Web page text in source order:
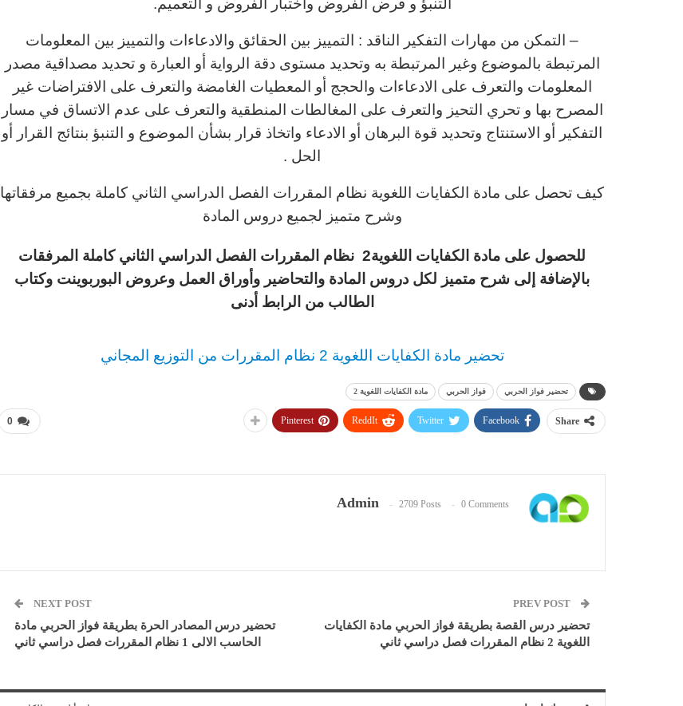
التنبؤ و فرض الفروض واختبار الفروض و التعميم.
– التمكن من مهارات التفكير الناقد : التمييز بين الحقائق والادعاءات والتمييز بين المعلومات
المرتبطة بالموضوع وغير المرتبطة به وتحديد مستوى دقة الرواية أو العبارة و تحديد مصداقية مصدر
المعلومات والتعرف على الادعاءات والحجج أو المعطيات الغامضة والتعرف على الافتراضات غير
المصرح بها و تحري التحيز والتعرف على المغالطات المنطقية والتعرف على عدم الاتساق في مسار
التفكير أو الاستنتاج وتحديد قوة البرهان أو الادعاء واتخاذ قرار بشأن الموضوع و التنبؤ بنتائج القرار أو
الحل .
كيف تحصل على مادة الكفايات اللغوية نظام المقررات الفصل الدراسي الثاني كاملة بجميع مرفقاتها
وشرح متميز لجميع دروس المادة
للحصول على مادة الكفايات اللغوية2 نظام المقررات الفصل الدراسي الثاني كاملة المرفقات
بالإضافة إلى شرح متميز لكل دروس المادة والتحاضير وأوراق العمل وعروض البوربوينت وكتاب
الطالب من الرابط أدنى
تحضير مادة الكفايات اللغوية 2 نظام المقررات من التوزيع المجاني
تحضير فواز الحربي فواز الحربي مادة الكفايات اللغوية 2
0 Share
Facebook
Twitter
ReddIt
Pinterest
Admin 2709 Posts 0 Comments
تحضير درس القصة بطريقة فواز الحربي مادة الكفايات
اللغوية 2 نظام المقررات فصل دراسي ثاني
NEXT POST
تحضير درس المصادر الحرة بطريقة فواز الحربي مادة
الحاسب الالى 1 نظام المقررات فصل دراسي ثاني